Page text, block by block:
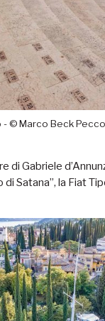
© Marco Beck
di Gabriele
di Satana”, la Fiat